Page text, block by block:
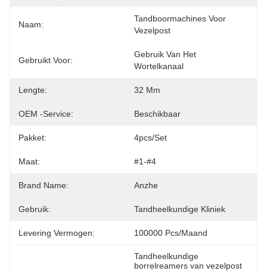
Naam:
Tandboormachines Voor
Vezelpost
Gebruikt Voor:
Gebruik Van Het
Wortelkanaal
Lengte: 32 Mm
OEM -service: Beschikbaar
Pakket: 4pcs/set
Maat: #1-#4
Brand Name: Anzhe
Gebruik: Tandheelkundige Kliniek
Levering Vermogen: 100000 Pcs/maand
Tandheelkundige
borrelreamers van vezelpost